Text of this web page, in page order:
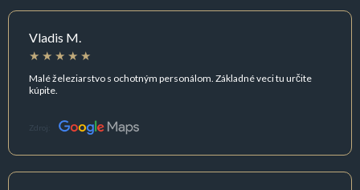
Vladis M.
Malé železiarstvo s ochotným personálom. Základné veci tu určite
kúpite.
Zdroj: